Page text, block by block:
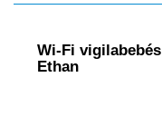
Wi-Fi vigilabebés
Ethan